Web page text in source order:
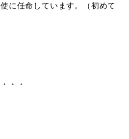
に任命しています。（初めて
・・